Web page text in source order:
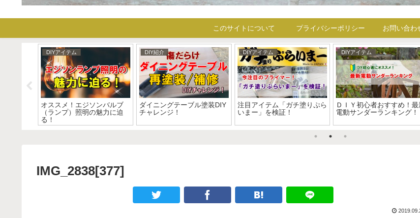
このサイトについて プライバシーポリシー お問い合わ
DIYアイテム
オススメ！エジソンバルブ
（ランプ）照明の魅力に迫
る！
DIY紹介
ダイニングテーブル塗装DIY
チャレンジ！
DIYアイテム
注目アイテム「ガチ塗りぷら
いまー」を検証！
DIYアイテム
ＤＩＹ初心者おすすめ！最
電動サンダーランキング！
IMG_2838[377]